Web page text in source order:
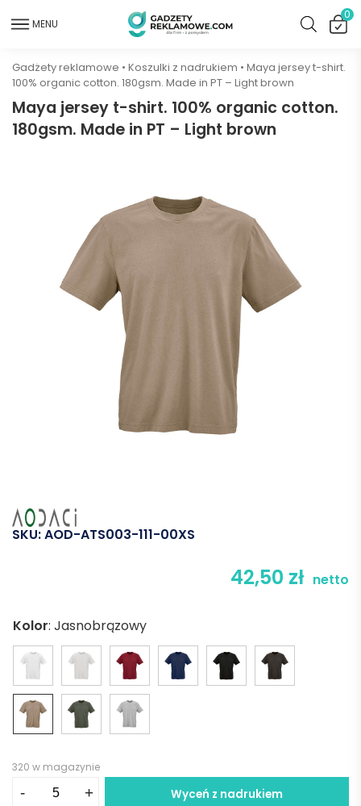
MENU
0
Gadżety reklamowe • Koszulki z nadrukiem • Maya jersey t-shirt.
100% organic cotton. 180gsm. Made in PT – Light brown
Maya jersey t-shirt. 100% organic cotton.
180gsm. Made in PT – Light brown
SKU:AOD-ATS003-111-00XS
42,50 zł netto
Kolor: Jasnobrązowy
320 w magazynie
- + Wyceń z nadrukiem